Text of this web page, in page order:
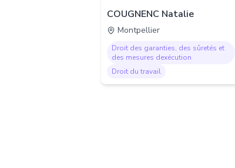
COUGNENC Natalie
Montpellier
Droit des garanties, des sûretés et
des mesures dexécution
Droit du travail